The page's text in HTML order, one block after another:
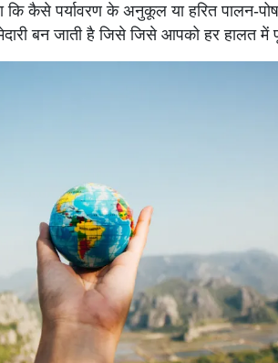
कैसे पर्यावरण के अनुकूल या हरित पालन-
बन जाती है जिसे जिसे आपको हर हालत में